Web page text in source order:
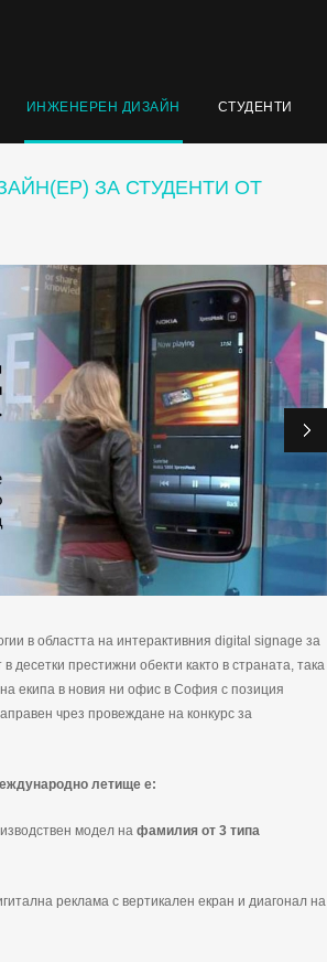
ИНЖЕНЕРЕН ДИЗАЙН СТУДЕНТИ
ЗА СТУДЕНТИ ОТ
в областта на интерактивния digital signage за
десетки престижни обекти както в страната, така
екипа в новия ни офис в София с позиция
чрез провеждане на конкурс за
летище е:
модел на фамилия от 3 типа
реклама с вертикален екран и диагонал на